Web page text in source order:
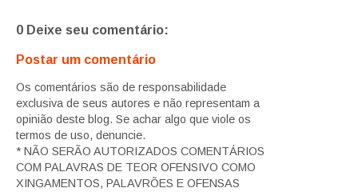
0 Deixe seu comentário:
Postar um comentário
Os comentários são de responsabilidade
exclusiva de seus autores e não representam a
opinião deste blog. Se achar algo que viole os
termos de uso, denuncie.
* NÃO SERÃO AUTORIZADOS COMENTÁRIOS
COM PALAVRAS DE TEOR OFENSIVO COMO
XINGAMENTOS, PALAVRÕES E OFENSAS